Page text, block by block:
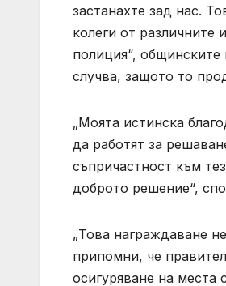
застанахте зад нас.
колеги от
полиция“,
случва, защото то
„Моята истинска
да работят за
съпричастност към
доброто решение“,
„Това награждаване
припомни, че
осигуряване на места